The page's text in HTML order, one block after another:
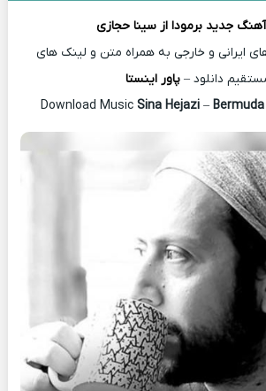
آهنگ جدید برمودا از سینا حجازی
ایرانی و خارجی به همراه متن و لینک های
دانلود – پاور اینستا
Sina Hejazi– Bermuda